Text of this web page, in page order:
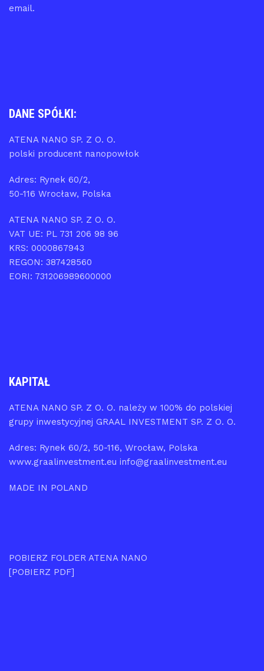
email.
DANE SPÓŁKI:
ATENA NANO SP. Z O. O.
polski producent nanopowłok
Adres: Rynek 60/2,
50-116 Wrocław, Polska
ATENA NANO SP. Z O. O.
VAT UE: PL 731 206 98 96
KRS: 0000867943
REGON: 387428560
EORI: 731206989600000
KAPITAŁ
ATENA NANO SP. Z O. O. należy w 100% do polskiej
grupy inwestycyjnej GRAAL INVESTMENT SP. Z O. O.
Adres: Rynek 60/2, 50-116, Wrocław, Polska
www.graalinvestment.eu info@graalinvestment.eu
MADE IN POLAND
POBIERZ FOLDER ATENA NANO
[POBIERZ PDF]